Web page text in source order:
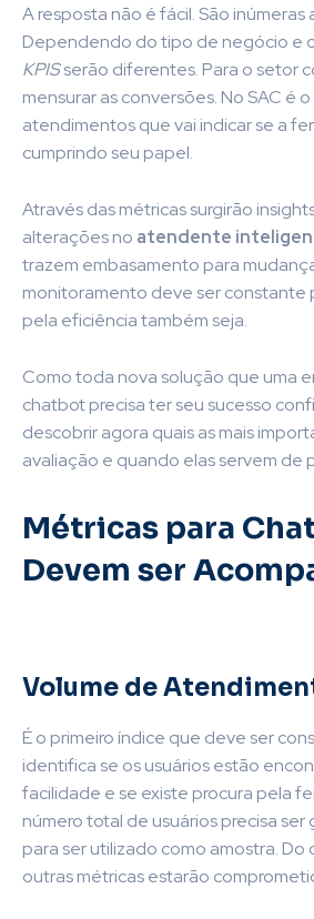
A resposta não é fácil. São inúmeras
Dependendo do tipo de negócio e
KPISserão diferentes. Para o setor
mensurar as conversões. No SAC é
atendimentos que vai indicar se a
cumprindo seu papel.
Através das métricas surgirão
alterações no atendente
trazem embasamento para
monitoramento deve ser constante
pela eficiência também seja.
Como toda nova solução que uma
chatbot precisa ter seu sucesso
descobrir agora quais as mais
avaliação e quando elas servem de
Métricas para
Devem ser
Volume de
É o primeiro índice que deve ser
identifica se os usuários estão
facilidade e se existe procura pela
número total de usuários precisa
para ser utilizado como amostra. Do
outras métricas estarão